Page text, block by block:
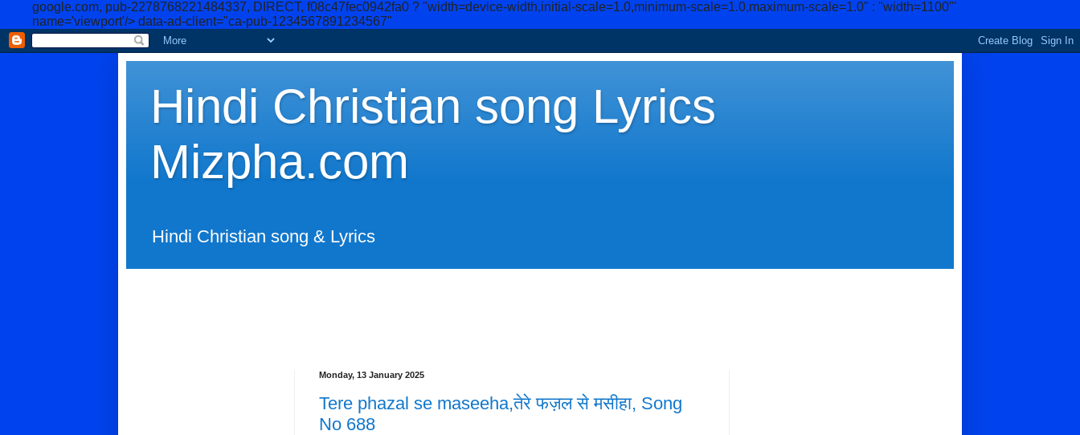
google.com, pub-2278768221484337, DIRECT, f08c47fec0942fa0 ? "width=device-width,initial-scale=1.0,minimum-scale=1.0,maximum-scale=1.0" : "width=1100"'
name='viewport'/> data-ad-client="ca-pub-1234567891234567"
Hindi Christian song Lyrics
Mizpha.com
Hindi Christian song & Lyrics
Monday, 13 January 2025
Tere phazal se maseeha,तेरे फज़ल से मसीहा, Song
No 688